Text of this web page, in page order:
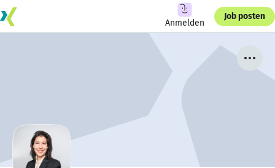
Anmelden
Job posten